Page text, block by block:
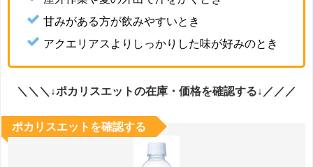
甘みがある方が飲みやすいとき
アクエリアスよりしっかりした味が好みのとき
＼＼＼↓ポカリスエットの在庫・価格を確認する↓／／／
ポカリスエットを確認する